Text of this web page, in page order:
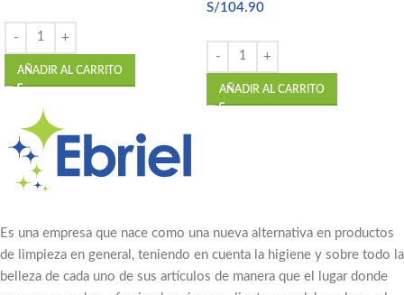
AÑADIR AL CARRITO
S/104.90
AÑADIR AL CARRITO
Es una empresa que nace como una nueva alternativa en productos
de limpieza en general, teniendo en cuenta la higiene y sobre todo la
belleza de cada uno de sus artículos de manera que el lugar donde